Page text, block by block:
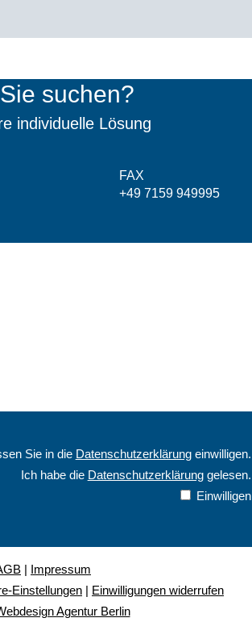
suchen?
individuelle Lösung
FAX
+49 7159 949995
Sie in die Datenschutzerklärungeinwilligen.
Ich habe die Datenschutzerklärunggelesen.
Einwilligen
| Impressum
Einstellungen | Einwilligungen widerrufen
Agentur Berlin